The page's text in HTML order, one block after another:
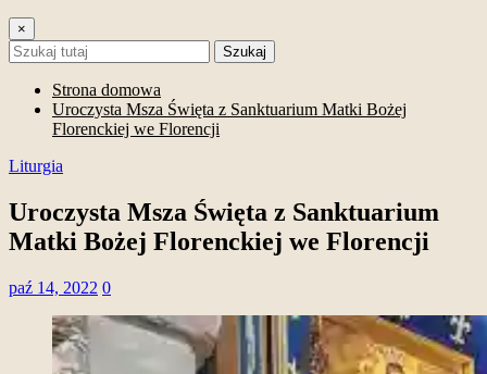
×
Szukaj
Strona domowa
Uroczysta Msza Święta z Sanktuarium Matki Bożej
Florenckiej we Florencji
Liturgia
Uroczysta Msza Święta z Sanktuarium
Matki Bożej Florenckiej we Florencji
paź 14, 2022 0